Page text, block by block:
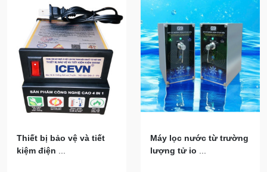
Thiết bị bảo vệ và tiết
kiệm điện
Máy lọc nước từ trường
lượng tử io